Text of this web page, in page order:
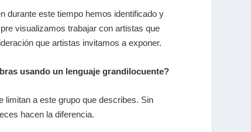
durante este tiempo hemos identificado y
visualizamos trabajar con artistas que
que artistas invitamos a exponer.
usando un lenguaje grandilocuente?
limitan a este grupo que describes. Sin
hacen la diferencia.